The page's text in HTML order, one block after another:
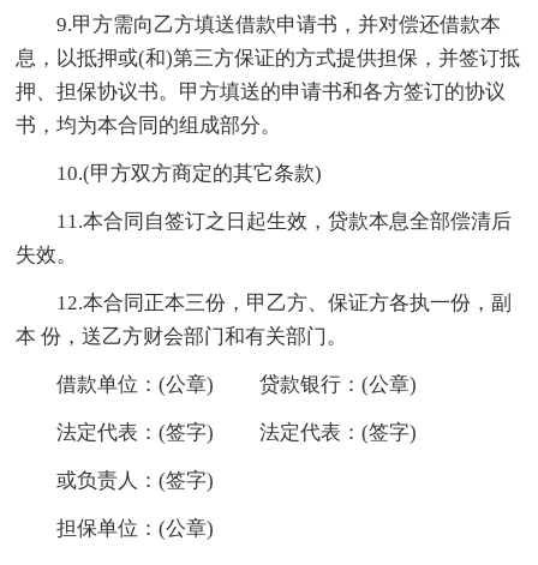
9.甲方需向乙方填送借款申请书，并对偿还借款本
息，以抵押或(和)第三方保证的方式提供担保，并签订抵
押、担保协议书。甲方填送的申请书和各方签订的协议
书，均为本合同的组成部分。
10.(甲方双方商定的其它条款)
11.本合同自签订之日起生效，贷款本息全部偿清后
失效。
12.本合同正本三份，甲乙方、保证方各执一份，副
本 份，送乙方财会部门和有关部门。
借款单位：(公章) 贷款银行：(公章)
法定代表：(签字) 法定代表：(签字)
或负责人：(签字)
担保单位：(公章)